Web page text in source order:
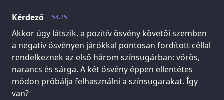
54.25
Kérdező
Akkor úgy látszik, a pozitív ösvény követői szemben
a negatív ösvényen járókkal pontosan fordított céllal
rendelkeznek az első három színsugárban: vörös,
narancs és sárga. A két ösvény éppen ellentétes
módon próbálja felhasználni a színsugarakat. Így
van?